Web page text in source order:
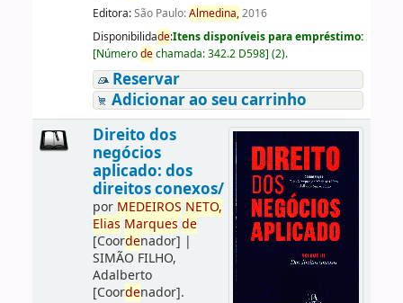
Editora:São Paulo:Almedina,2016
Disponibilidade:Itens disponíveis para empréstimo:
[Númerodechamada:342.2 D598] (2).
Reservar
Adicionar ao seu carrinho
Direito dos
negócios
aplicado: dos
direitos conexos/
por MEDEIROS NETO,
Elias Marques de
[Coordenador] |
SIMÃO FILHO,
Adalberto
[Coordenador].